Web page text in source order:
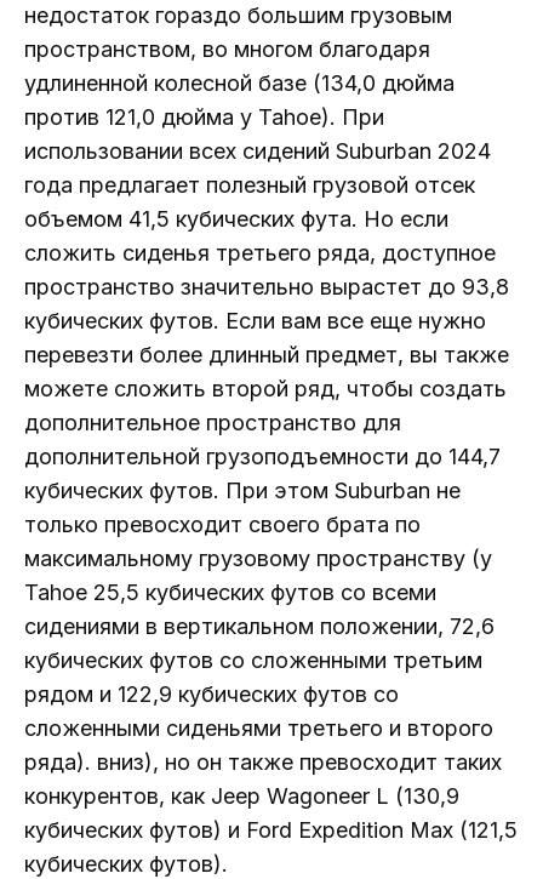
недостаток гораздо большим грузовым
пространством, во многом благодаря
удлиненной колесной базе (134,0 дюйма
против 121,0 дюйма у Tahoe). При
использовании всех сидений Suburban 2024
года предлагает полезный грузовой отсек
объемом 41,5 кубических фута. Но если
сложить сиденья третьего ряда, доступное
пространство значительно вырастет до 93,8
кубических футов. Если вам все еще нужно
перевезти более длинный предмет, вы также
можете сложить второй ряд, чтобы создать
дополнительное пространство для
дополнительной грузоподъемности до 144,7
кубических футов. При этом Suburban не
только превосходит своего брата по
максимальному грузовому пространству (у
Tahoe 25,5 кубических футов со всеми
сидениями в вертикальном положении, 72,6
кубических футов со сложенными третьим
рядом и 122,9 кубических футов со
сложенными сиденьями третьего и второго
ряда). вниз), но он также превосходит таких
конкурентов, как Jeep Wagoneer L (130,9
кубических футов) и Ford Expedition Max (121,5
кубических футов).